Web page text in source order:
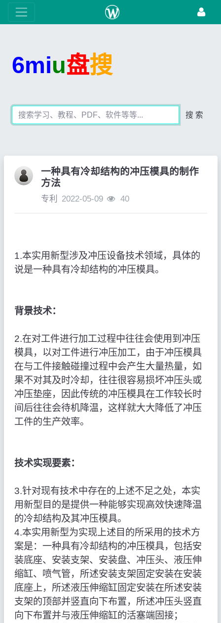
6miu盘搜
搜 索
一种具有冷却结构的冲压模具的制作
方法
专利 2022-05-09 40
1.本实用新型涉及冲压设备技术领域，具体的
说是一种具有冷却结构的冲压模具。
背景技术：
2.在对工件进行加工过程中往往会使用到冲压
模具，以对工件进行冲压加工，由于冲压模具
在与工件接触碰撞过程中会产生大量热量，如
果不对其及时冷却，往往很容易损坏冲压头或
冲压垫座，因此传统的冲压模具在工作较长时
间后往往会待机降温，这样就大大降低了冲压
工件的生产效率。
技术实现要素：
3.针对现有技术中存在的上述不足之处，本实
用新型目的是提供一种能够实现高效快速降温
的冷却结构及其冲压模具。
4.本实用新型为实现上述目的所采用的技术方
案是：一种具有冷却结构的冲压模具，包括安
装底座、安装支架、安装盘、冲压头、液压伸
缩缸、喷气管，所述安装支架固定安装在安装
底座上，所述液压伸缩缸固定安装在所述安装
支架的顶部并竖直向下布置，所述冲压头竖直
向下布置并与液压伸缩缸的活塞端固接；